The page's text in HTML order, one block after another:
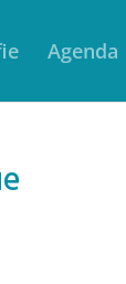
Agenda